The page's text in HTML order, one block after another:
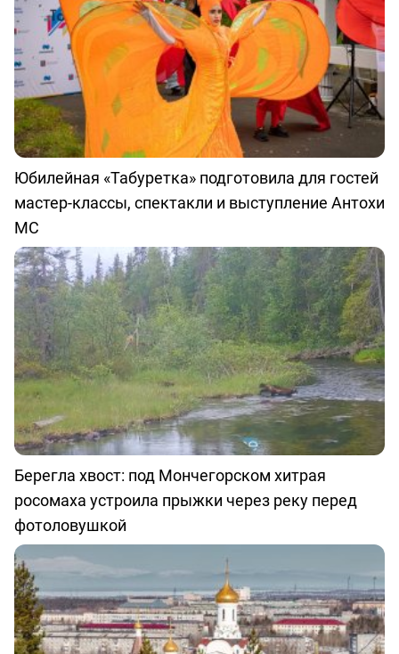
Юбилейная «Табуретка» подготовила для гостей
мастер-классы, спектакли и выступление Антохи
МС
Берегла хвост: под Мончегорском хитрая
росомаха устроила прыжки через реку перед
фотоловушкой